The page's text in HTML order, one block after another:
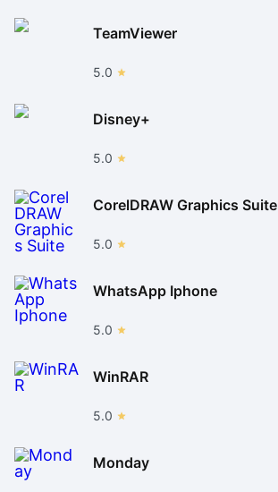
TeamViewer
5.0
Disney+
5.0
CorelDRAW Graphics Suite
5.0
WhatsApp Iphone
5.0
WinRAR
5.0
Monday